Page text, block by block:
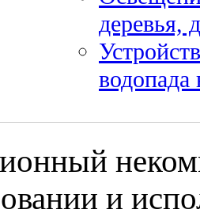
деревья,
водопада
и